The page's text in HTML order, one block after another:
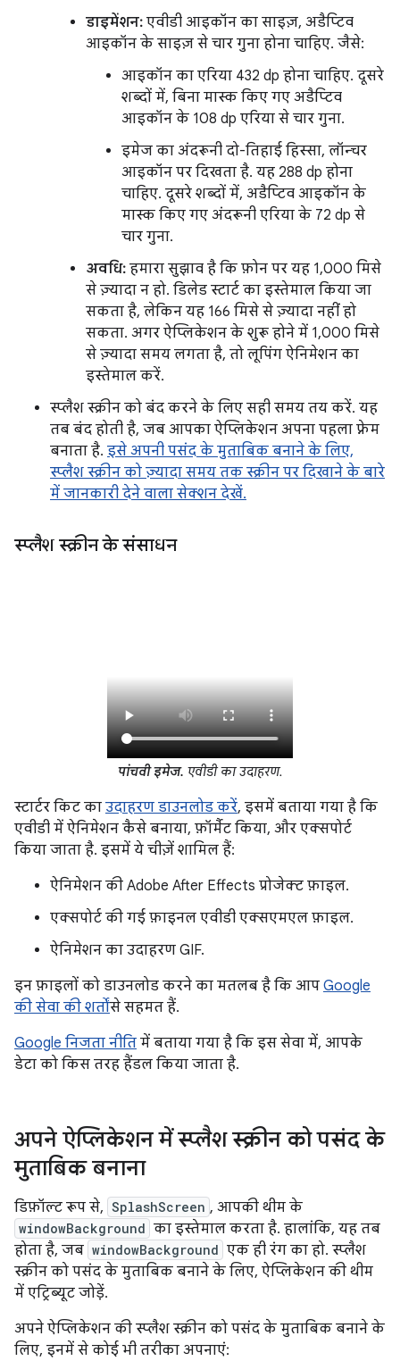
डाइमेंशन: एवीडी आइकॉन का साइज़, अडैप्टिव
आइकॉन के साइज़ से चार गुना होना चाहिए. जैसे:
आइकॉन का एरिया 432 dp होना चाहिए. दूसरे
शब्दों में, बिना मास्क किए गए अडैप्टिव
आइकॉन के 108 dp एरिया से चार गुना.
इमेज का अंदरूनी दो-तिहाई हिस्सा, लॉन्चर
आइकॉन पर दिखता है. यह 288 dp होना
चाहिए. दूसरे शब्दों में, अडैप्टिव आइकॉन के
मास्क किए गए अंदरूनी एरिया के 72 dp से
चार गुना.
अवधि: हमारा सुझाव है कि फ़ोन पर यह 1,000 मिसे
से ज़्यादा न हो. डिलेड स्टार्ट का इस्तेमाल किया जा
सकता है, लेकिन यह 166 मिसे से ज़्यादा नहीं हो
सकता. अगर ऐप्लिकेशन के शुरू होने में 1,000 मिसे
से ज़्यादा समय लगता है, तो लूपिंग ऐनिमेशन का
इस्तेमाल करें.
स्प्लैश स्क्रीन को बंद करने के लिए सही समय तय करें. यह
तब बंद होती है, जब आपका ऐप्लिकेशन अपना पहला फ़्रेम
बनाता है. इसे अपनी पसंद के मुताबिक बनाने के लिए,
स्प्लैश स्क्रीन को ज़्यादा समय तक स्क्रीन पर दिखाने के बारे
में जानकारी देने वाला सेक्शन देखें.
स्प्लैश स्क्रीन के संसाधन
पांचवी इमेज. एवीडी का उदाहरण.
स्टार्टर किट का उदाहरण डाउनलोड करें, इसमें बताया गया है कि
एवीडी में ऐनिमेशन कैसे बनाया, फ़ॉर्मैट किया, और एक्सपोर्ट
किया जाता है. इसमें ये चीज़ें शामिल हैं:
ऐनिमेशन की Adobe After Effects प्रोजेक्ट फ़ाइल.
एक्सपोर्ट की गई फ़ाइनल एवीडी एक्सएमएल फ़ाइल.
ऐनिमेशन का उदाहरण GIF.
इन फ़ाइलों को डाउनलोड करने का मतलब है कि आप Google
की सेवा की शर्तोंसे सहमत हैं.
Google निजता नीति में बताया गया है कि इस सेवा में, आपके
डेटा को किस तरह हैंडल किया जाता है.
अपने ऐप्लिकेशन में स्प्लैश स्क्रीन को पसंद के
मुताबिक बनाना
डिफ़ॉल्ट रूप से, SplashScreen , आपकी थीम के
windowBackground का इस्तेमाल करता है. हालांकि, यह तब
होता है, जब windowBackground एक ही रंग का हो. स्प्लैश
स्क्रीन को पसंद के मुताबिक बनाने के लिए, ऐप्लिकेशन की थीम
में एट्रिब्यूट जोड़ें.
अपने ऐप्लिकेशन की स्प्लैश स्क्रीन को पसंद के मुताबिक बनाने के
लिए, इनमें से कोई भी तरीका अपनाएं: